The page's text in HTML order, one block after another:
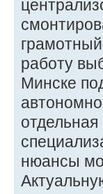
работу
Минске
нюансы